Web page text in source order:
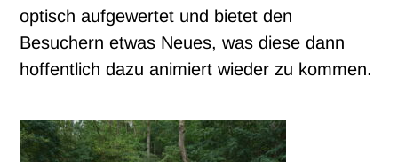
optisch aufgewertet und bietet den
Besuchern etwas Neues, was diese dann
hoffentlich dazu animiert wieder zu kommen.